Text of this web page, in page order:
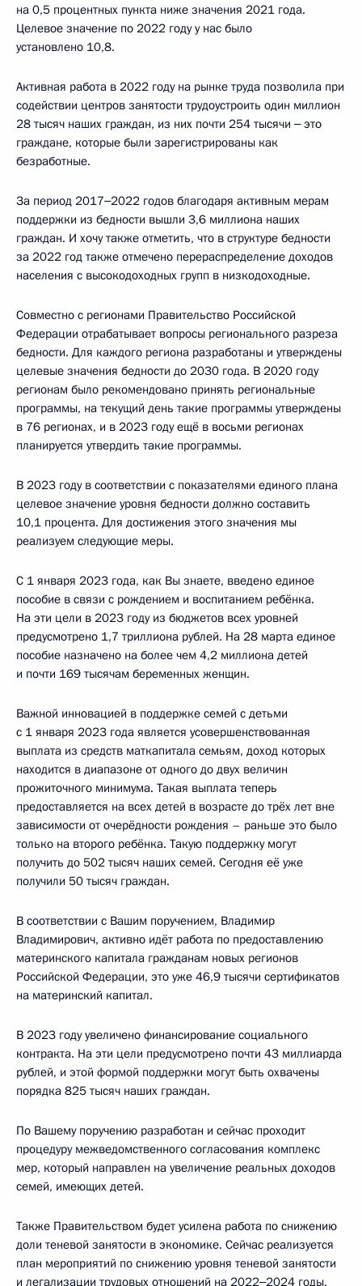
на 0,5 процентных пункта ниже значения 2021 года.
Целевое значение по 2022 году у нас было
установлено 10,8.
Активная работа в 2022 году на рынке труда позволила при
содействии центров занятости трудоустроить один миллион
28 тысяч наших граждан, из них почти 254 тысячи ‒ это
граждане, которые были зарегистрированы как
безработные.
За период 2017‒2022 годов благодаря активным мерам
поддержки из бедности вышли 3,6 миллиона наших
граждан. И хочу также отметить, что в структуре бедности
за 2022 год также отмечено перераспределение доходов
населения с высокодоходных групп в низкодоходные.
Совместно с регионами Правительство Российской
Федерации отрабатывает вопросы регионального разреза
бедности. Для каждого региона разработаны и утверждены
целевые значения бедности до 2030 года. В 2020 году
регионам было рекомендовано принять региональные
программы, на текущий день такие программы утверждены
в 76 регионах, и в 2023 году ещё в восьми регионах
планируется утвердить такие программы.
В 2023 году в соответствии с показателями единого плана
целевое значение уровня бедности должно составить
10,1 процента. Для достижения этого значения мы
реализуем следующие меры.
С 1 января 2023 года, как Вы знаете, введено единое
пособие в связи с рождением и воспитанием ребёнка.
На эти цели в 2023 году из бюджетов всех уровней
предусмотрено 1,7 триллиона рублей. На 28 марта единое
пособие назначено на более чем 4,2 миллиона детей
и почти 169 тысячам беременных женщин.
Важной инновацией в поддержке семей с детьми
с 1 января 2023 года является усовершенствованная
выплата из средств маткапитала семьям, доход которых
находится в диапазоне от одного до двух величин
прожиточного минимума. Такая выплата теперь
предоставляется на всех детей в возрасте до трёх лет вне
зависимости от очерёдности рождения – раньше это было
только на второго ребёнка. Такую поддержку могут
получить до 502 тысяч наших семей. Сегодня её уже
получили 50 тысяч граждан.
В соответствии с Вашим поручением, Владимир
Владимирович, активно идёт работа по предоставлению
материнского капитала гражданам новых регионов
Российской Федерации, это уже 46,9 тысячи сертификатов
на материнский капитал.
В 2023 году увеличено финансирование социального
контракта. На эти цели предусмотрено почти 43 миллиарда
рублей, и этой формой поддержки могут быть охвачены
порядка 825 тысяч наших граждан.
По Вашему поручению разработан и сейчас проходит
процедуру межведомственного согласования комплекс
мер, который направлен на увеличение реальных доходов
семей, имеющих детей.
Также Правительством будет усилена работа по снижению
доли теневой занятости в экономике. Сейчас реализуется
план мероприятий по снижению уровня теневой занятости
и легализации трудовых отношений на 2022‒2024 годы.